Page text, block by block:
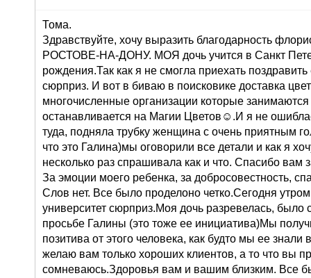
Тома.
Здравствуйте, хочу выразить благодарность
РОСТОВЕ-НА-ДОНУ. МОЯ дочь учится в Санкт
рождения.Так как я не смогла приехать
сюрприз. И вот в биваю в поисковике доставка
многочисленные организации которые
останавливается на Магии Цветов☺.И я не
туда, подняла трубку женщина с очень приятным
что это Галина)мы оговорили все детали и как я
несколько раз спрашивала как и что. Спасибо вам
За эмоции моего ребенка, за добросовестность,
Слов нет. Все было проделоно четко.Сегодня
университет сюрприз.Моя дочь разревелась, было
просьбе Галины (это тоже ее инициатива)Мы
позитива от этого человека, как будто мы ее знали
желаю вам только хороших клиентов, а то что вы
сомневаюсь.Здоровья вам и вашим близким. Все